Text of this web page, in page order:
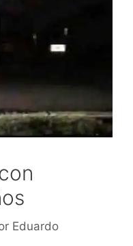
Eduardo